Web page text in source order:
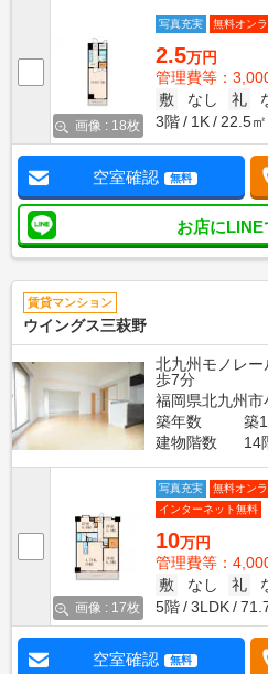
画像 : 18枚
写真充実 無料オン
2.5万円
管理費等：
敷
なし 礼
3階
1K 22.5㎡
空室確認 無料
お店にLINE
賃貸マンション
ウイングス三萩野
北九州モノレ
歩7分
福岡県北九州市
築年数
築
建物階数
14
画像 : 17枚
写真充実
無料オン
インターネット無料
10万円
管理費等：
敷
なし 礼
5階
3LDK
空室確認 無料